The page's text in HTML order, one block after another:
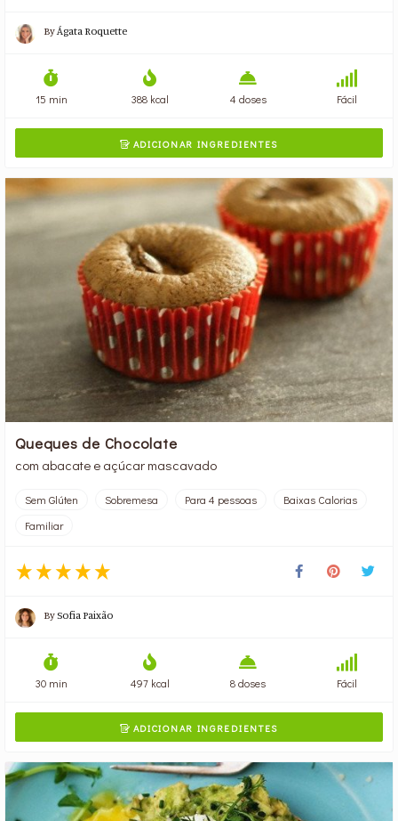
ByÁgata Roquette
15 min 388 kcal 4 doses Fácil
ADICIONAR INGREDIENTES
Queques de Chocolate
com abacate e açúcar mascavado
Sem Glúten Sobremesa Para 4 pessoas
Baixas Calorias
Familiar
BySofia Paixão
30 min 497 kcal 8 doses Fácil
ADICIONAR INGREDIENTES